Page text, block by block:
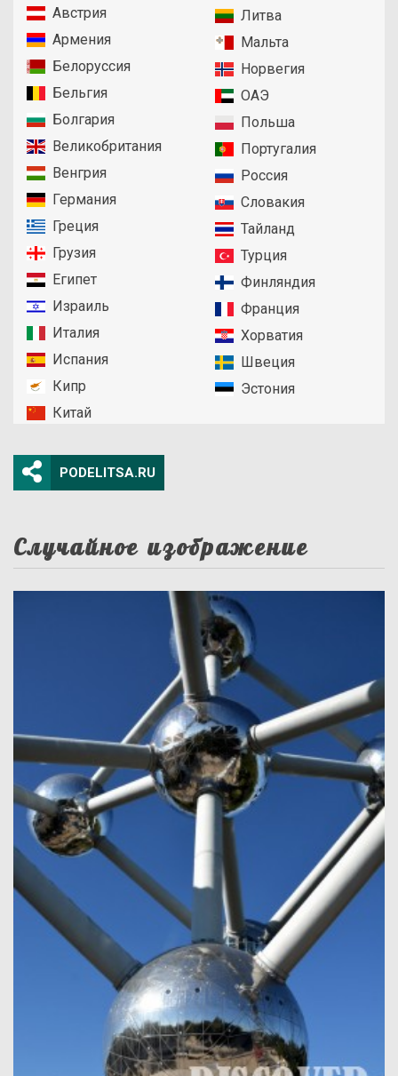
Австрия
Армения
Белоруссия
Бельгия
Болгария
Великобритания
Венгрия
Германия
Греция
Грузия
Египет
Израиль
Италия
Испания
Кипр
Китай
Литва
Мальта
Норвегия
ОАЭ
Польша
Португалия
Россия
Словакия
Тайланд
Турция
Финляндия
Франция
Хорватия
Швеция
Эстония
PODELITSA.RU
Случайное изображение